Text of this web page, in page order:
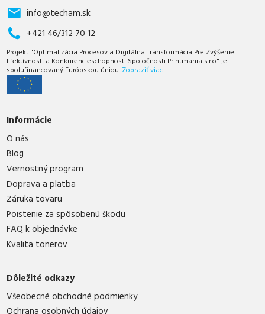
info@techam.sk
+421 46/312 70 12
Projekt "Optimalizácia Procesov a Digitálna Transformácia Pre Zvýšenie
Efektívnosti a Konkurencieschopnosti Spoločnosti Printmania s.r.o" je
spolufinancovaný Európskou úniou. Zobraziť viac.
Informácie
O nás
Blog
Vernostný program
Doprava a platba
Záruka tovaru
Poistenie za spôsobenú škodu
FAQ k objednávke
Kvalita tonerov
Dôležité odkazy
Všeobecné obchodné podmienky
Ochrana osobných údajov